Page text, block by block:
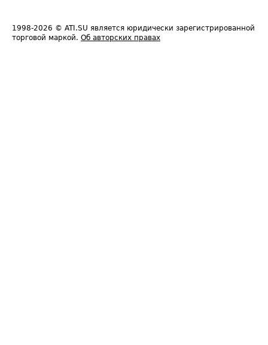
1998-2026 © ATI.SU является юридически зарегистрированной
торговой маркой. Об авторских правах